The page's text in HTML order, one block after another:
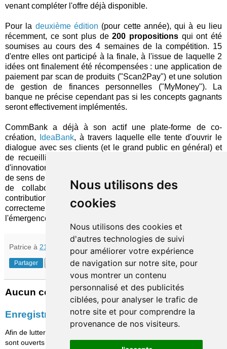
Nous utilisons des
cookies
Nous utilisons des cookies et
d'autres technologies de suivi
pour améliorer votre expérience
de navigation sur notre site, pour
vous montrer un contenu
personnalisé et des publicités
ciblées, pour analyser le trafic de
notre site et pour comprendre la
provenance de nos visiteurs.
venant compléter l'offre déjà disponible.
Pour la deuxième édition (pour cette année), qui à eu lieu
récemment, ce sont plus de200 propositions qui ont été
soumises au cours des 4 semaines de la compétition. 15
d'entre elles ont participé à la finale, à l'issue de laquelle 2
idées ont finalement été récompensées : une application de
paiement par scan de produits ("Scan2Pay") et une solution
de gestion de finances personnelles ("MyMoney"). La
banque ne précise cependant pas si les concepts gagnants
seront effectivement implémentés.
CommBank a déjà à son actif une plate-forme de co-
création,
IdeaBank, à travers laquelle elle tente d'ouvrir le
dialogue avec ses clients (et le grand public en général) et
de recueillir leurs suggestions et idées d'améliorations et
d'innovations. Dans une grande entreprise, il fait tout autant
de sens de
capitaliser sur les talents internes
de collaborateurs qui peuvent eux aussi avoir leur
contribution à apporter. Multiplier les initiatives, si elles sont
correctement menées, ne peut être que favorable à
l'émergence des solutions gagnantes de demain !
Patrice à 21:39
Partager
Aucun commentaire:
Enregistrer un commentaire
Afin de lutter contre le spam, les commentaires ne
sont ouverts qu'aux personnes identifiées et sont